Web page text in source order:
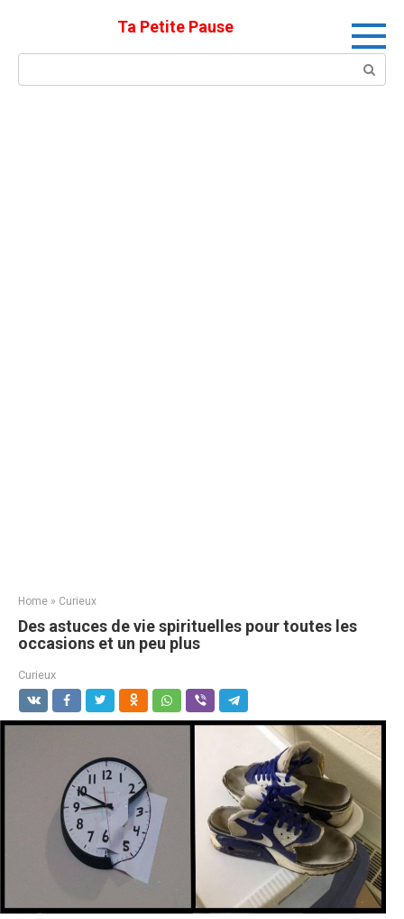
Ta Petite Pause
Search:
Home » Curieux
Des astuces de vie spirituelles pour toutes les
occasions et un peu plus
Curieux